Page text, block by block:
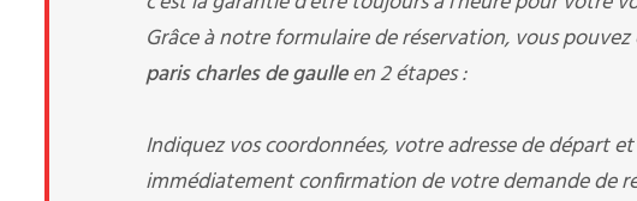
Grâce à notre formulaire de réservation, vous
paris charles de gaulleen 2 étapes :
Indiquez vos coordonnées, votre adresse de départ
immédiatement confirmation de votre demande de